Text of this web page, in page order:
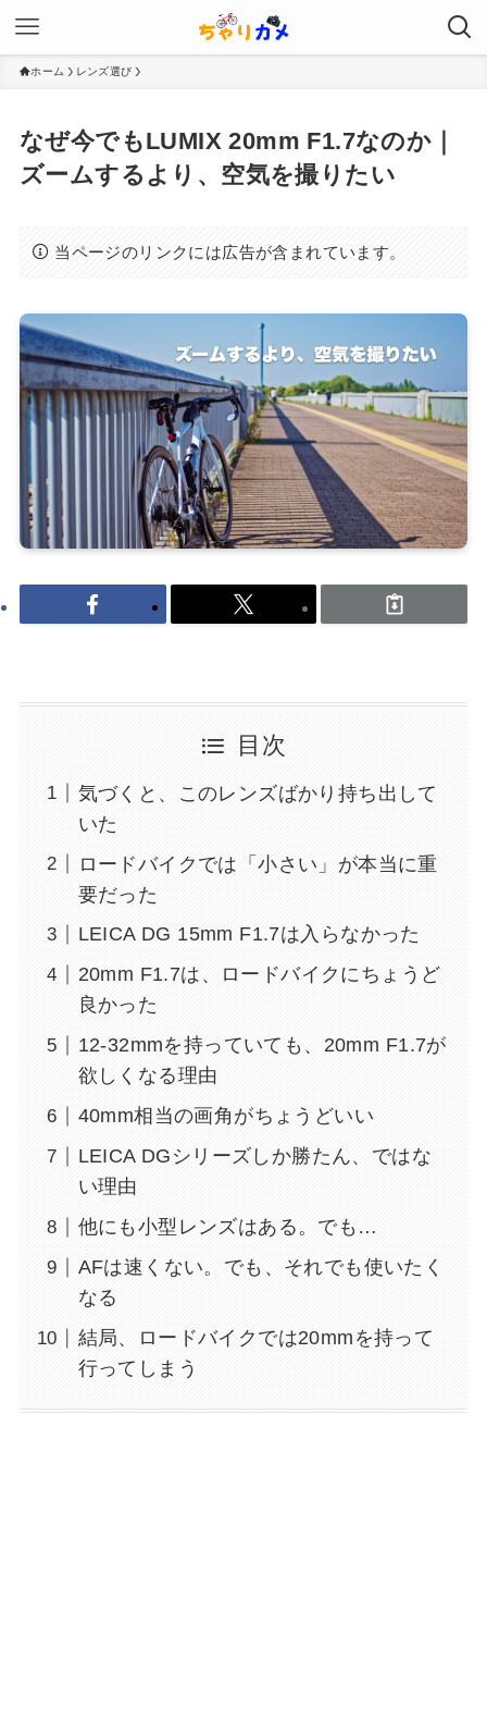
ホーム レンズ選び
なぜ今でもLUMIX 20mm F1.7なのか｜
ズームするより、空気を撮りたい
当ページのリンクには広告が含まれています。
目次
気づくと、このレンズばかり持ち出して
いた
ロードバイクでは「小さい」が本当に重
要だった
LEICA DG 15mm F1.7は入らなかった
20mm F1.7は、ロードバイクにちょうど
良かった
12-32mmを持っていても、20mm F1.7が
欲しくなる理由
40mm相当の画角がちょうどいい
LEICA DGシリーズしか勝たん、ではな
い理由
他にも小型レンズはある。でも…
AFは速くない。でも、それでも使いたく
なる
結局、ロードバイクでは20mmを持って
行ってしまう